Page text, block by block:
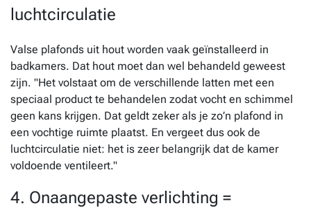
luchtcirculatie
Valse plafonds uit hout worden vaak geïnstalleerd in
badkamers. Dat hout moet dan wel behandeld geweest
zijn. "Het volstaat om de verschillende latten met een
speciaal product te behandelen zodat vocht en schimmel
geen kans krijgen. Dat geldt zeker als je zo’n plafond in
een vochtige ruimte plaatst. En vergeet dus ook de
luchtcirculatie niet: het is zeer belangrijk dat de kamer
voldoende ventileert."
4. Onaangepaste verlichting =